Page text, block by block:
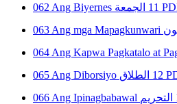
062 Ang Biyernes الجمعة 11
063 Ang mga Mapagkunwari
064 Ang Kapwa Pagkatalo at
065 Ang Diborsiyo الطلاق 12
066 Ang Ipinagbabawal التحريم